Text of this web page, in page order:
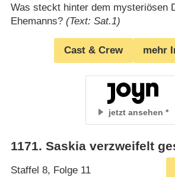
Was steckt hinter dem mysteriösen
Ehemanns? (Text: Sat.1)
Cast & Crew mehr
jetzt ansehen
1171. Saskia verzweifelt
Staffel 8, Folge 11